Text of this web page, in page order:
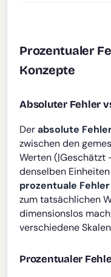
Prozentualer
Konzepte
Absoluter Fehler
Derabsolute
zwischen den
Werten (|Geschätzt
denselben
prozentuale Fehler
zum tatsächlichen
dimensionslos
verschiedene
Prozentualer